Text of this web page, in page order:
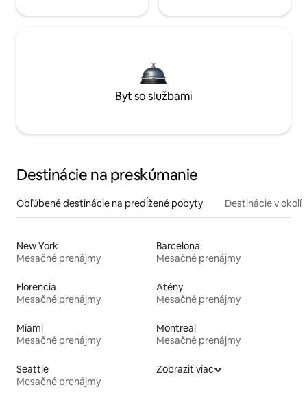
Byt so službami
Destinácie na preskúmanie
Obľúbené destinácie na predĺžené pobyty Destinácie v okolí
New York
Mesačné prenájmy
Barcelona
Mesačné prenájmy
Florencia
Mesačné prenájmy
Atény
Mesačné prenájmy
Miami
Mesačné prenájmy
Montreal
Mesačné prenájmy
Seattle
Mesačné prenájmy
Zobraziť viac